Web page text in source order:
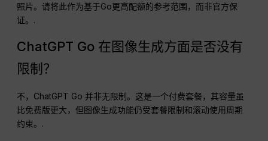
照片。请将此作为基于Go更高配额的参考范围，而非官方保
证。.
ChatGPT Go 在图像生成方面是否没有
限制？
不，ChatGPT Go 并非无限制。这是一个付费套餐，其容量虽
比免费版更大，但图像生成功能仍受套餐限制和滚动使用周期
约束。.